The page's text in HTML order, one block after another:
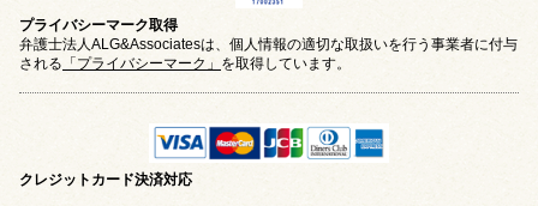
プライバシーマーク取得
弁護士法人ALG&Associatesは、個人情報の適切な取扱いを行う事業者に付与
される 「プライバシーマーク」 を取得しています。
クレジットカード決済対応